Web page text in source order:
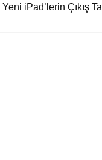
iPad’lerin Çıkış